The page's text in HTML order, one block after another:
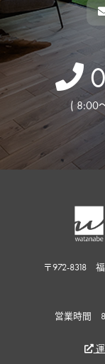
( 8:00
〒972-8318
営業時間
運